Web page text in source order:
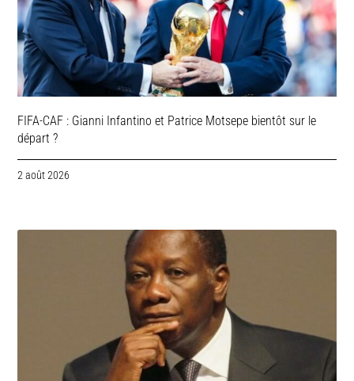
FIFA-CAF : Gianni Infantino et Patrice Motsepe bientôt sur le
départ ?
2 août 2026